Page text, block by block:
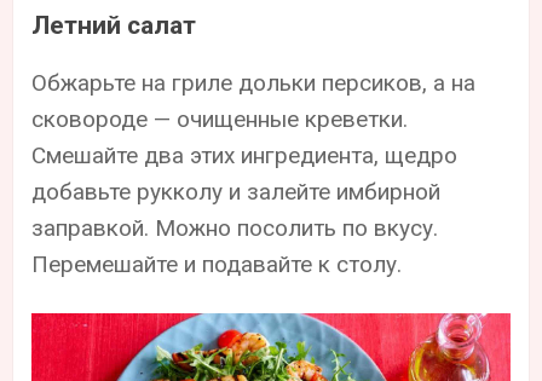
Летний салат
Обжарьте на гриле дольки персиков, а на
сковороде — очищенные креветки.
Смешайте два этих ингредиента, щедро
добавьте рукколу и залейте имбирной
заправкой. Можно посолить по вкусу.
Перемешайте и подавайте к столу.